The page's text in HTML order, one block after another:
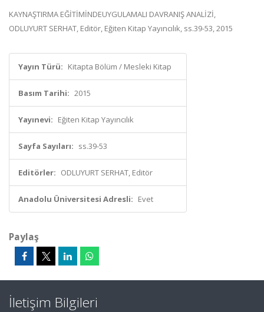
KAYNAŞTIRMA EĞİTİMİNDEUYGULAMALI DAVRANIŞ ANALİZİ,
ODLUYURT SERHAT, Editör, Eğiten Kitap Yayıncılık, ss.39-53, 2015
Yayın Türü: Kitapta Bölüm / Mesleki Kitap
Basım Tarihi: 2015
Yayınevi: Eğiten Kitap Yayıncılık
Sayfa Sayıları: ss.39-53
Editörler: ODLUYURT SERHAT, Editör
Anadolu Üniversitesi Adresli: Evet
Paylaş
İletişim Bilgileri